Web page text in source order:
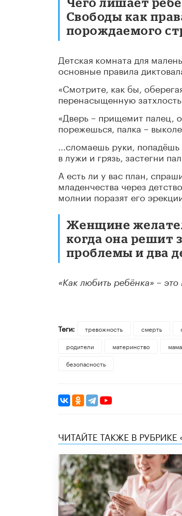
Свободы как
порождаемого
Детская комната для
основные правила
«Смотрите, как бы,
перенасыщенную
«Дверь – прищемит палец,
порежешься, палка –
...сломаешь руки,
в лужи и грязь, застегни
А есть ли у вас план,
младенчества через
молнии поразят его
Женщине
когда она решит
проблемы и два
«Как любить ребёнка» –
Теги: тревожность смерть
родители
материнство мама
безопасность
ЧИТАЙТЕ ТАКЖЕ В РУБРИКЕ